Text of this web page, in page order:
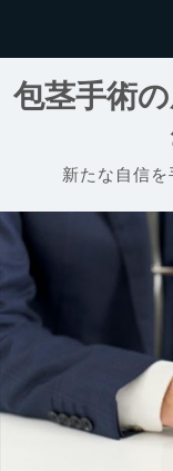
包茎手術
新たな自信